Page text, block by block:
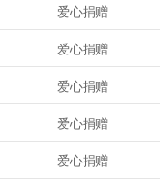
爱心捐赠
爱心捐赠
爱心捐赠
爱心捐赠
爱心捐赠